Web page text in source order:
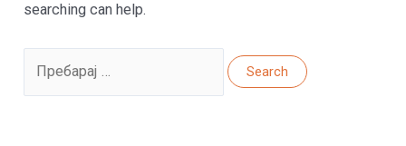
searching can help.